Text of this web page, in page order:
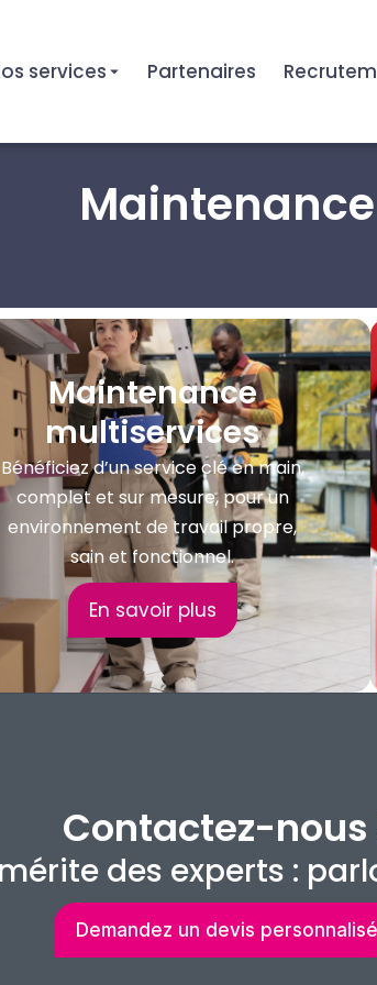
services Partenaires
Maintenance
Maintenance
multiservices
Bénéficiez d’un service clé en main,
complet et sur mesure, pour un
environnement de travail propre,
sain et fonctionnel.
En savoir plus
Contactez-nous
des experts :
Demandez un devis personnalisé